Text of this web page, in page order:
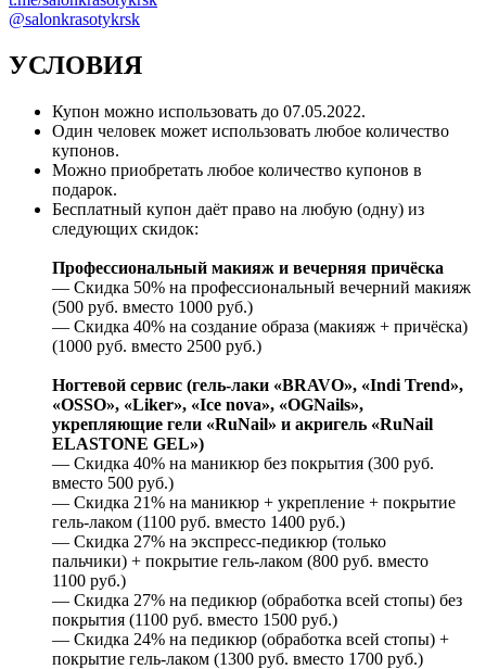
@salonkrasotykrsk
УСЛОВИЯ
Купон можно использовать до 07.05.2022.
Один человек может использовать любое количество
купонов.
Можно приобретать любое количество купонов в
подарок.
Бесплатный купон даёт право на любую (одну) из
следующих скидок:
Профессиональный макияж и вечерняя причёска
— Скидка 50% на профессиональный вечерний макияж
(500 руб. вместо 1000 руб.)
— Скидка 40% на создание образа (макияж + причёска)
(1000 руб. вместо 2500 руб.)
Ногтевой сервис (гель-лаки «BRAVO», «Indi Trend»,
«OSSO», «Liker», «Ice nova», «OGNails»,
укрепляющие гели «RuNail» и акригель «RuNail
ELASTONE GEL»)
— Скидка 40% на маникюр без покрытия (300 руб.
вместо 500 руб.)
— Скидка 21% на маникюр + укрепление + покрытие
гель-лаком (1100 руб. вместо 1400 руб.)
— Скидка 27% на экспресс-педикюр (только
пальчики) + покрытие гель-лаком (800 руб. вместо
1100 руб.)
— Скидка 27% на педикюр (обработка всей стопы) без
покрытия (1100 руб. вместо 1500 руб.)
— Скидка 24% на педикюр (обработка всей стопы) +
покрытие гель-лаком (1300 руб. вместо 1700 руб.)